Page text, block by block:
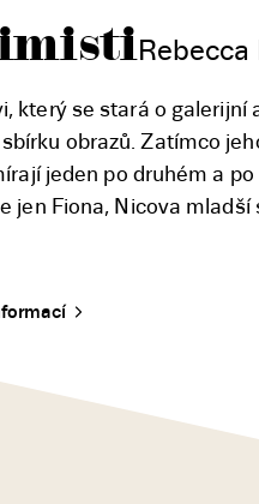
Rebecca
který se stará o galerijní
obrazů. Zatímco
jeden po druhém a
jen Fiona, Nicova